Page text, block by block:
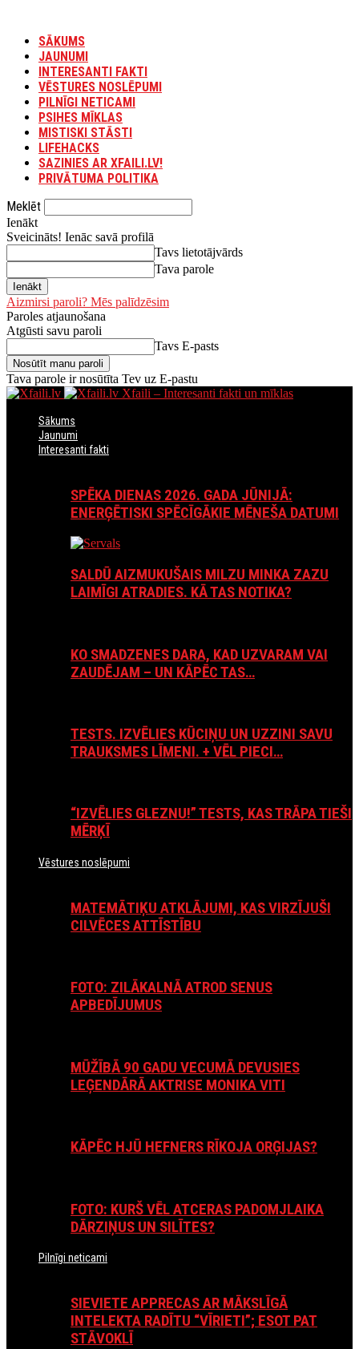
SĀKUMS
JAUNUMI
INTERESANTI FAKTI
VĒSTURES NOSLĒPUMI
PILNĪGI NETICAMI
PSIHES MĪKLAS
MISTISKI STĀSTI
LIFEHACKS
SAZINIES AR XFAILI.LV!
PRIVĀTUMA POLITIKA
Meklēt
Ienākt
Sveicināts! Ienāc savā profilā
Tavs lietotājvārds
Tava parole
Aizmirsi paroli? Mēs palīdzēsim
Paroles atjaunošana
Atgūsti savu paroli
Tavs E-pasts
Tava parole ir nosūtīta Tev uz E-pastu
Xfaili – Interesanti fakti un mīklas
Sākums
Jaunumi
Interesanti fakti
SPĒKA DIENAS 2026. GADA JŪNIJĀ:
ENERĢĒTISKI SPĒCĪGĀKIE MĒNEŠA DATUMI
SALDŪ AIZMUKUŠAIS MILZU MINKA ZAZU
LAIMĪGI ATRADIES. KĀ TAS NOTIKA?
KO SMADZENES DARA, KAD UZVARAM VAI
ZAUDĒJAM – UN KĀPĒC TAS…
TESTS. IZVĒLIES KŪCIŅU UN UZZINI SAVU
TRAUKSMES LĪMENI. + VĒL PIECI…
“IZVĒLIES GLEZNU!” TESTS, KAS TRĀPA TIEŠI
MĒRĶĪ
Vēstures noslēpumi
MATEMĀTIĶU ATKLĀJUMI, KAS VIRZĪJUŠI
CILVĒCES ATTĪSTĪBU
FOTO: ZILĀKALNĀ ATROD SENUS
APBEDĪJUMUS
MŪŽĪBĀ 90 GADU VECUMĀ DEVUSIES
LEĢENDĀRĀ AKTRISE MONIKA VITI
KĀPĒC HJŪ HEFNERS RĪKOJA ORĢIJAS?
FOTO: KURŠ VĒL ATCERAS PADOMJLAIKA
DĀRZIŅUS UN SILĪTES?
Pilnīgi neticami
SIEVIETE APPRECAS AR MĀKSLĪGĀ
INTELEKTA RADĪTU “VĪRIETI”; ESOT PAT
STĀVOKLĪ